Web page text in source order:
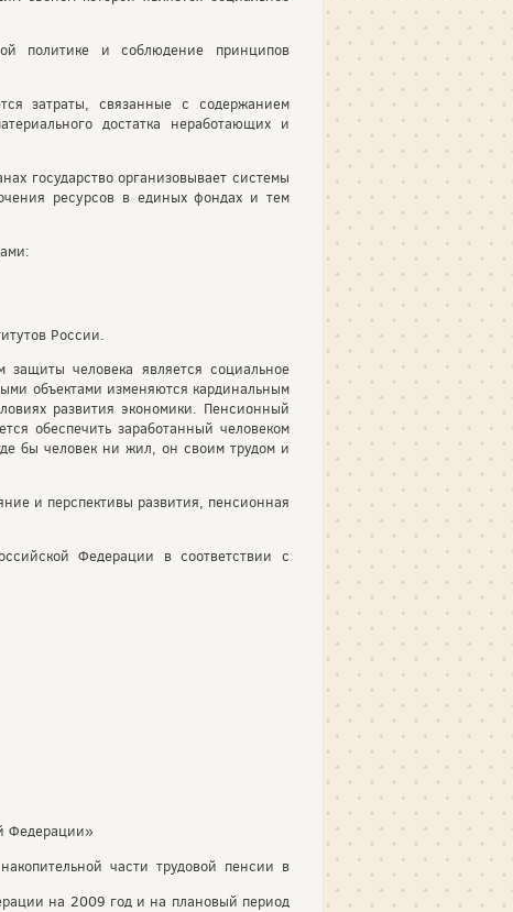
политике и соблюдение принципов
затраты, связанные с содержанием
достатка неработающих и
государство организовывает системы
ресурсов в единых фондах и тем
России.
человека является социальное
объектами изменяются кардинальным
развития экономики. Пенсионный
обеспечить заработанный человеком
бы человек ни жил, он своим трудом и
и перспективы развития, пенсионная
Федерации в соответствии с
Федерации»
части трудовой пенсии в
на 2009 год и на плановый период